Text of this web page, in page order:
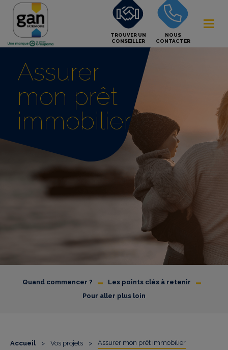
TROUVER UN
CONSEILLER
NOUS
CONTACTER
Assurer
mon prêt
immobilier
Quand commencer ? - Les points clés à retenir -
Pour aller plus loin
Accueil > Vos projets > Assurer mon prêt immobilier